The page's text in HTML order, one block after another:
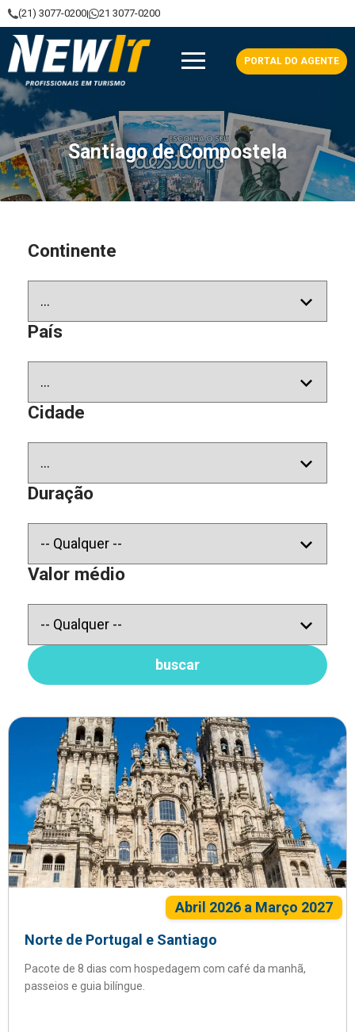
(21) 3077-0200 21 3077-0200
NewIt - Profissionais em Turismo
PORTAL DO AGENTE
Santiago de Compostela
Continente
País
Cidade
Duração
Valor médio
buscar
Abril 2026 a Março 2027
Norte de Portugal e Santiago
Pacote de 8 dias com hospedagem com café da manhã,
passeios e guia bilíngue.